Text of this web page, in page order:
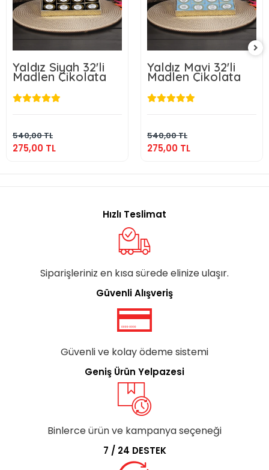
Yaldız Siyah 32'li
Madlen Çikolata
540,00 TL
275,00 TL
275,00 TL
Yaldız Mavi 32'li
Madlen Çikolata
540,00 TL
275,00 TL
275,00 TL
Hızlı Teslimat
Siparişleriniz en kısa sürede elinize ulaşır.
Güvenli Alışveriş
Güvenli ve kolay ödeme sistemi
Geniş Ürün Yelpazesi
Binlerce ürün ve kampanya seçeneği
7 / 24 DESTEK